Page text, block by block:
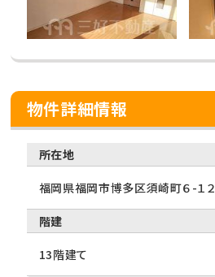
物件詳細情報
所在地
福岡県福岡市博多区須崎町６-１２
階建
13階建て